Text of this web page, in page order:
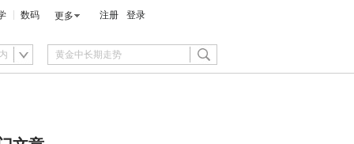
数码 更多 注册 登录